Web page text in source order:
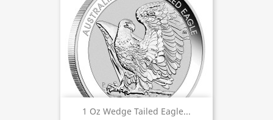
1 Oz Wedge Tailed Eagle...